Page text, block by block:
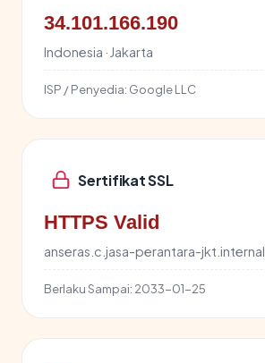
34.101.166.190
Indonesia · Jakarta
ISP / Penyedia: Google LLC
Sertifikat SSL
HTTPS Valid
anseras.c.jasa-perantara-jkt.internal
Berlaku Sampai: 2033-01-25